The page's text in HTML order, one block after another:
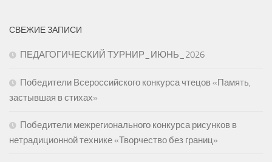
СВЕЖИЕ ЗАПИСИ
ПЕДАГОГИЧЕСКИЙ ТУРНИР_ИЮНЬ_2026
Победители Всероссийского конкурса чтецов «Память,
застывшая в стихах»
Победители межрегионального конкурса рисунков в
нетрадиционной технике «Творчество без границ»